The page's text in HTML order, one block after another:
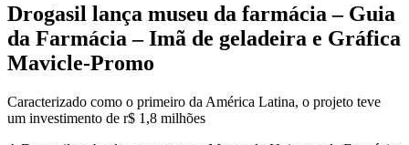
Drogasil lança museu da farmácia – Guia
da Farmácia – Imã de geladeira e Gráfica
Mavicle-Promo
Caracterizado como o primeiro da América Latina, o projeto teve
um investimento de r$ 1,8 milhões